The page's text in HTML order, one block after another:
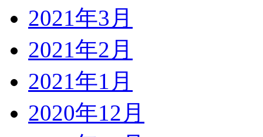
2021年3月
2021年2月
2021年1月
2020年12月